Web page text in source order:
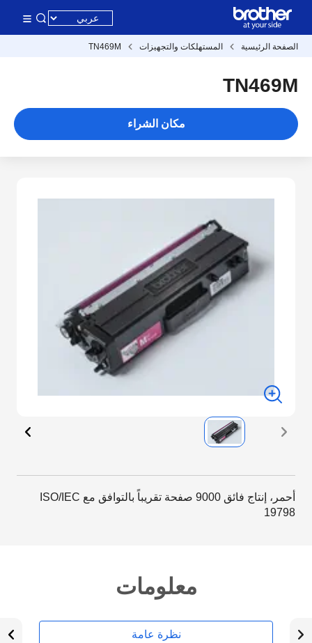
الصفحة الرئيسية المستهلكات والتجهيزات TN469M
TN469M
مكان الشراء
أحمر، إنتاج فائق 9000 صفحة تقريباً بالتوافق مع ISO/IEC
19798
معلومات
نظرة عامة